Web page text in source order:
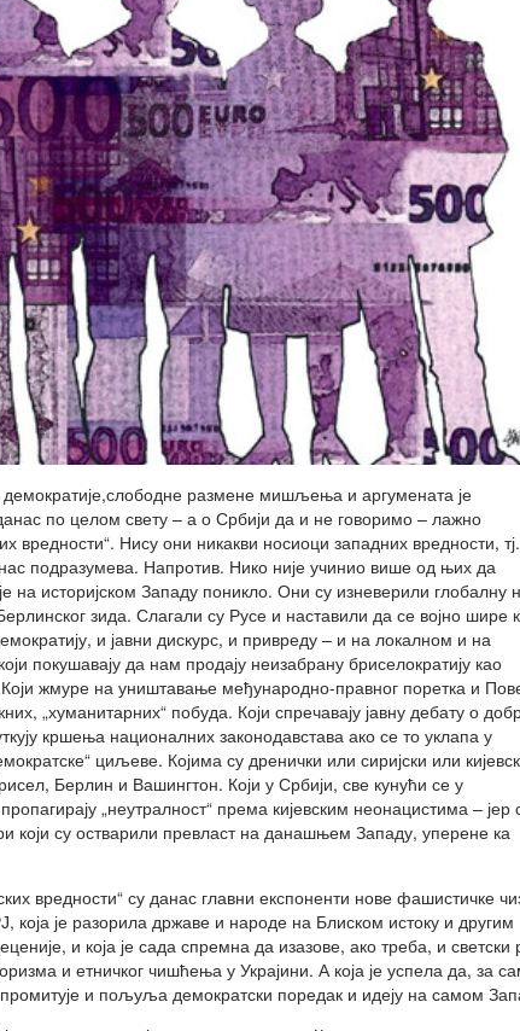
размене мишљења и аргумената је
по целом свету – а о Србији да и не говоримо – лажно
вредности“. Нису они никакви носиоци западних вредности, тј.
подразумева. Напротив. Нико није учинио више од њих да
на историјском Западу поникло. Они су изневерили глобалну
зида. Слагали су Русе и наставили да се војно шире
и јавни дискурс, и привреду – и на локалном и на
покушавају да нам продају неизабрану бриселократију као
Који жмуре на уништавање међународно-правног поретка и
„хуманитарних“ побуда. Који спречавају јавну дебату о
кршења националних законодавстава ако се то уклапа у
циљеве. Којима су дренички или сиријски или
Берлин и Вашингтон. Који у Србији, све кунући се у
„неутралност“ према кијевским неонацистима – јер
који су остварили превласт на данашњем Западу, уперене ка
вредности“ су данас главни експоненти нове фашистичке
која је разорила државе и народе на Блиском истоку и другим
и која је сада спремна да изазове, ако треба, и светски
и етничког чишћења у Украјини. А која је успела да, за
и пољуља демократски поредак и идеју на самом